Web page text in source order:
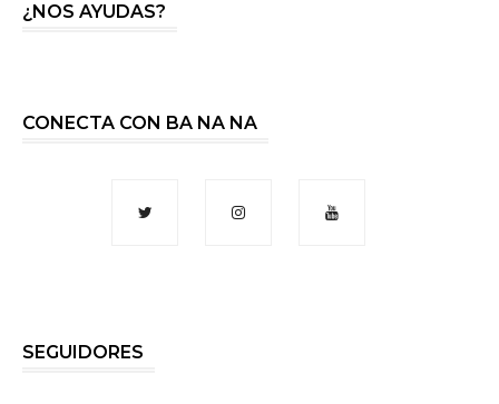
¿NOS AYUDAS?
CONECTA CON BA NA NA
SEGUIDORES